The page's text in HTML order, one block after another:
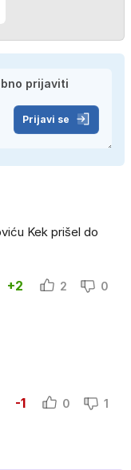
Prijavi se
Kek prišel do
+2 2 0
-1 0 1